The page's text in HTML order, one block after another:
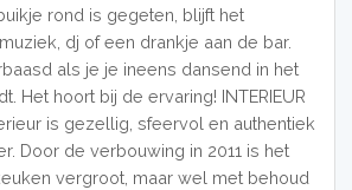
rond is gegeten, blijft het
dj of een drankje aan de bar.
als je je ineens dansend in het
Het hoort bij de ervaring! INTERIEUR
is gezellig, sfeervol en authentiek
Door de verbouwing in 2011 is het
vergroot, maar wel met behoud